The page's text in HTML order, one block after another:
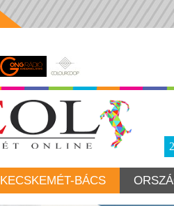
KECSKEMÉT-BÁCS